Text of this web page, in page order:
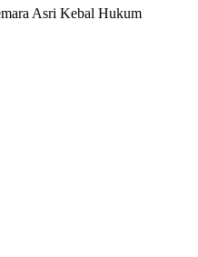
Asri Kebal Hukum